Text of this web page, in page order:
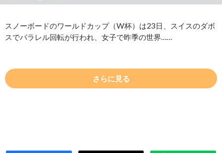
スノーボードのワールドカップ（W杯）は23日、スイスのダボ
スでパラレル回転が行われ、女子で昨季の世界……
さらに見る